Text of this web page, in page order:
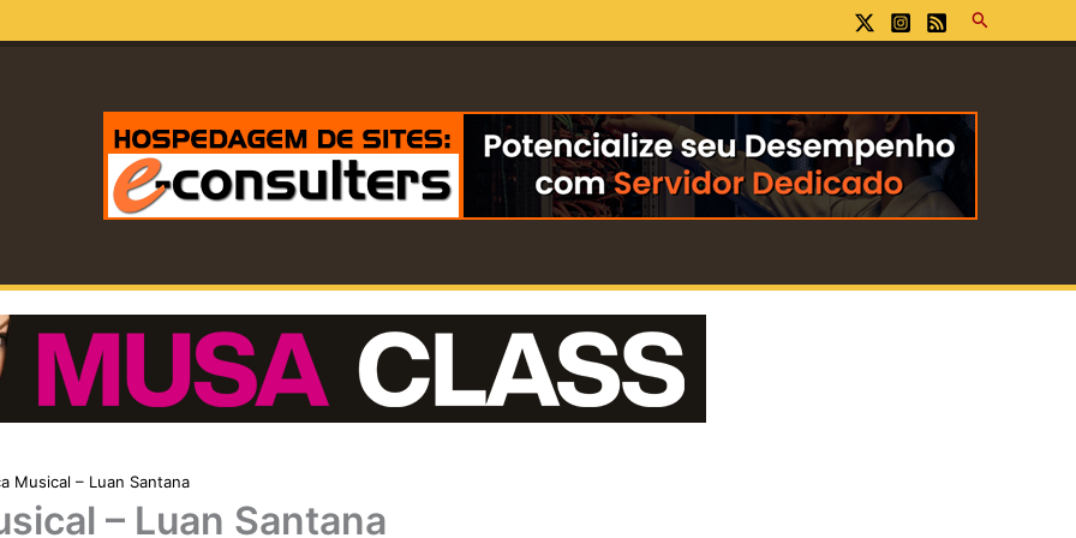
Pesquisar
Musical – Luan Santana
– Luan Santana